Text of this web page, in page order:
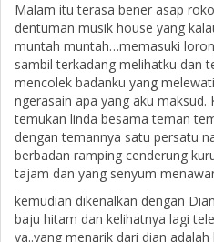
Malam itu terasa bener asap
dentuman musik house yang
muntah muntah…memasuki
sambil terkadang melihatku dan
mencolek badanku yang
ngerasain apa yang aku maksud.
temukan linda besama teman
dengan temannya satu persatu
berbadan ramping cenderung
tajam dan yang senyum
kemudian dikenalkan dengan
baju hitam dan kelihatnya lagi
ya..yang menarik dari dian